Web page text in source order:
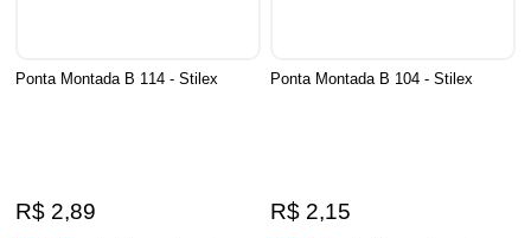
Ponta Montada B 114 - Stilex
R$ 2,89
Ponta Montada B 104 - Stilex
R$ 2,15